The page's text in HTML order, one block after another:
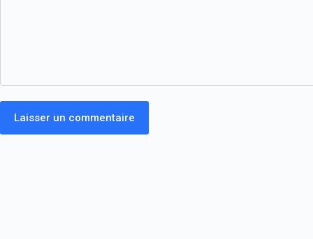
Laisser un commentaire